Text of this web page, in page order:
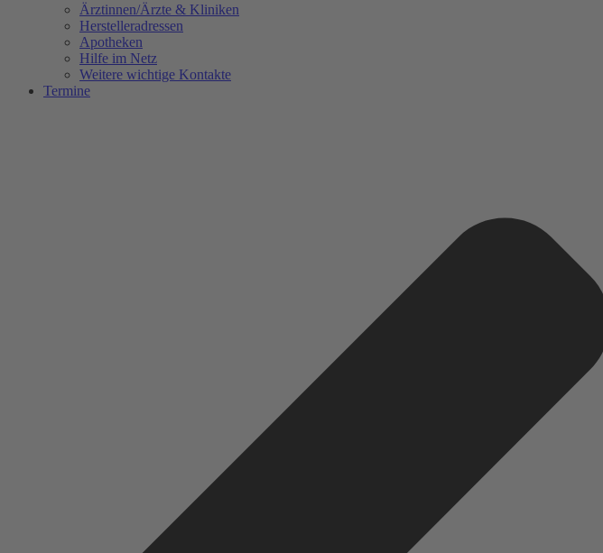
Ärztinnen/Ärzte & Kliniken
Herstelleradressen
Apotheken
Hilfe im Netz
Weitere wichtige Kontakte
Termine